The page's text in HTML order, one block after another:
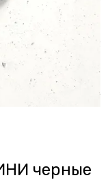
черные